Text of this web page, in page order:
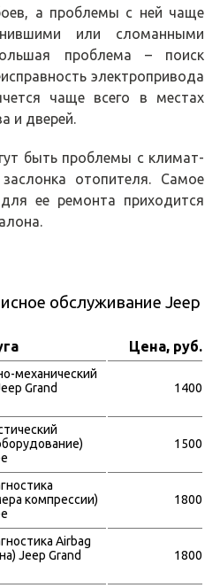
а проблемы с ней чаще
или сломанными
проблема – поиск
электропривода
чаще всего в местах
и дверей.
быть проблемы с климат-
отопителя. Самое
ее ремонта приходится
обслуживание Jeep
Цена, руб.
механический
Grand
1400
1500
компрессии)
1800
Airbag
Jeep Grand
1800